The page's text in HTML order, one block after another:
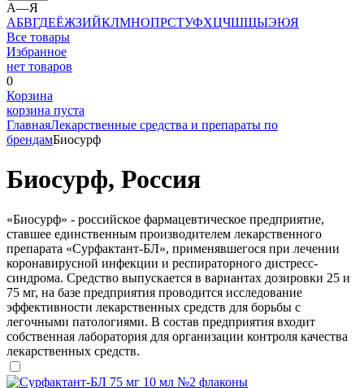
А—Я
АБВГДЕЁЖЗИЙКЛМНОПРСТУФХЦЧШЩЫЭЮЯ
Все товары
Избранное
нет товаров
0
Корзина
корзина пуста
ГлавнаяЛекарственные средства и препараты по
брендамБиосурф
Биосурф, Россия
«Биосурф» - российское фармацевтическое предприятие,
ставшее единственным производителем лекарственного
препарата «Сурфактант-БЛ», применявшегося при лечении
коронавирусной инфекции и респираторного дистресс-
синдрома. Средство выпускается в вариантах дозировки 25 и
75 мг, на базе предприятия проводится исследование
эффективности лекарственных средств для борьбы с
легочными патологиями. В состав предприятия входит
собственная лаборатория для организации контроля качества
лекарственных средств.